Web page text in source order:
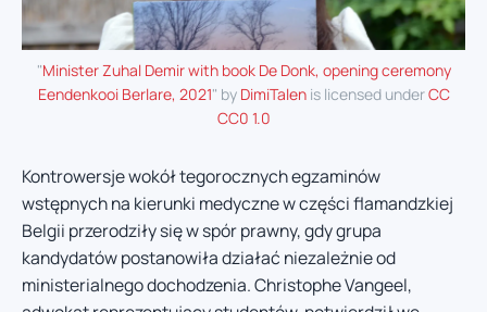
"Minister Zuhal Demir with book De Donk, opening ceremony
Eendenkooi Berlare, 2021" by DimiTalenis licensed underCC
CC0 1.0
Kontrowersje wokół tegorocznych egzaminów
wstępnych na kierunki medyczne w części flamandzkiej
Belgii przerodziły się w spór prawny, gdy grupa
kandydatów postanowiła działać niezależnie od
ministerialnego dochodzenia. Christophe Vangeel,